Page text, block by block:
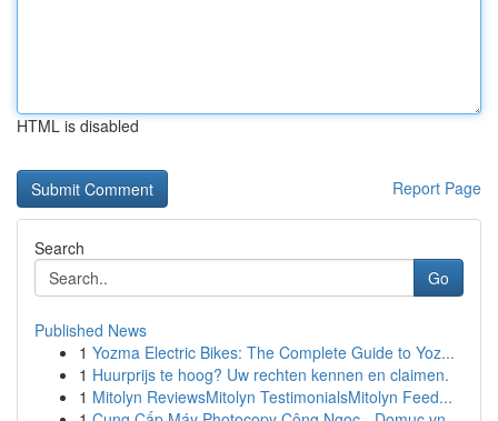
HTML is disabled
Report Page
Search
Go
Published News
1 Yozma Electric Bikes: The Complete Guide to Yoz...
1 Huurprijs te hoog? Uw rechten kennen en claimen.
1 Mitolyn ReviewsMitolyn TestimonialsMitolyn Feed...